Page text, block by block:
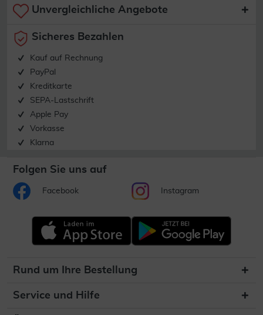
Unvergleichliche Angebote
Sicheres Bezahlen
Kauf auf Rechnung
PayPal
Kreditkarte
SEPA-Lastschrift
Apple Pay
Vorkasse
Klarna
Folgen Sie uns auf
Facebook Instagram
Rund um Ihre Bestellung
Service und Hilfe